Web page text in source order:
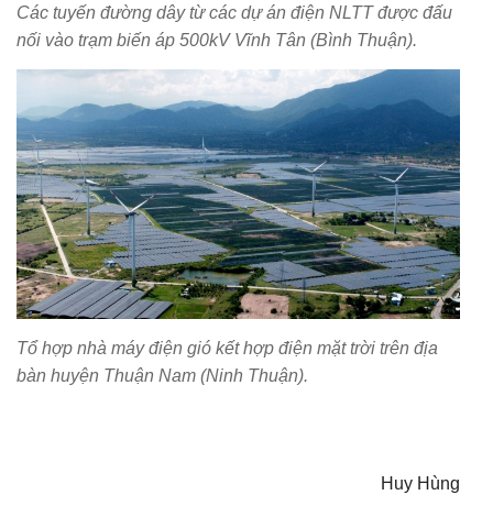
Các tuyến đường dây từ các dự án điện NLTT được đấu
nối vào trạm biến áp 500kV Vĩnh Tân (Bình Thuận).
Tổ hợp nhà máy điện gió kết hợp điện mặt trời trên địa
bàn huyện Thuận Nam (Ninh Thuận).
Huy Hùng